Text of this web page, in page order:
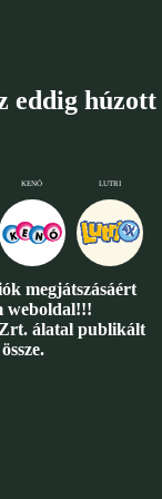
eddig húzott
KENÓ LUTRI
megjátszásáért
weboldal!!!
Zrt. álatal publikált